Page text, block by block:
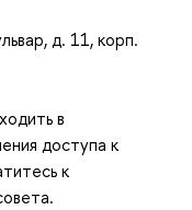
д. 11, корп.
в
доступа к
к